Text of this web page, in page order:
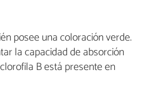
posee una coloración verde.
la capacidad de absorción
B está presente en